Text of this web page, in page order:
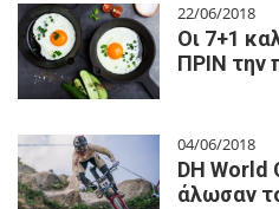
22/06/2018
Οι 7+1
ΠΡΙΝ την
04/06/2018
DH World
άλωσαν